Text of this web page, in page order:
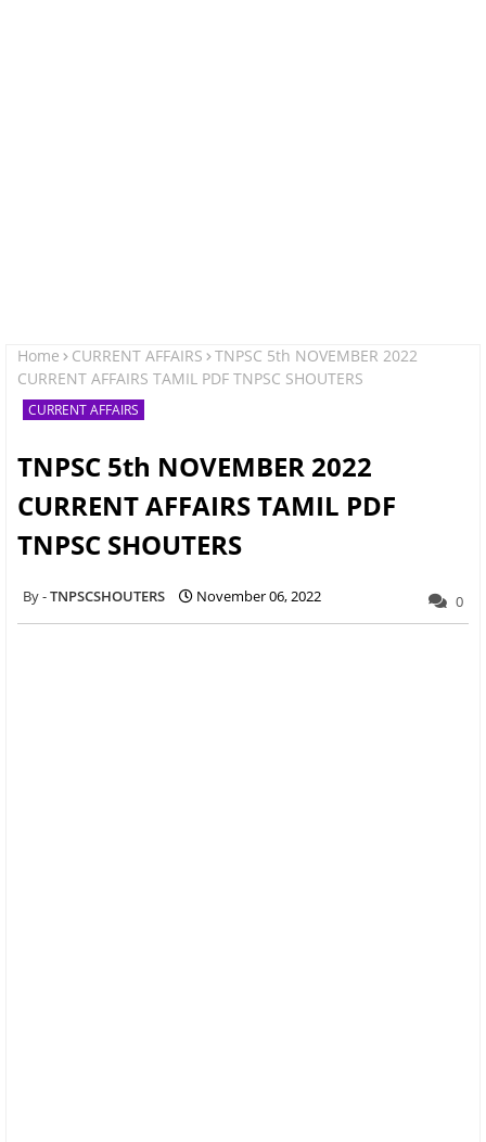
Home CURRENT AFFAIRS
TNPSC 5th NOVEMBER 2022
CURRENT AFFAIRS TAMIL PDF TNPSC SHOUTERS
CURRENT AFFAIRS
TNPSC 5th NOVEMBER 2022
CURRENT AFFAIRS TAMIL PDF
TNPSC SHOUTERS
TNPSCSHOUTERS November 06, 2022 0